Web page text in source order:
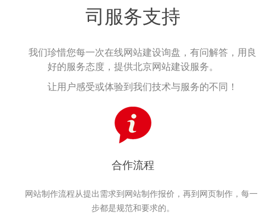
司服务支持
我们珍惜您每一次在线网站建设询盘，有问解答，用良
好的服务态度，提供北京网站建设服务。
让用户感受或体验到我们技术与服务的不同！
合作流程
网站制作流程从提出需求到网站制作报价，再到网页制作，每一
步都是规范和要求的。